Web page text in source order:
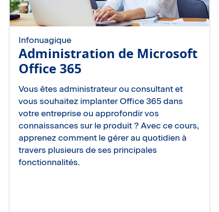
Infonuagique
Administration de Microsoft
Office 365
Vous êtes administrateur ou consultant et
vous souhaitez implanter Office 365 dans
votre entreprise ou approfondir vos
connaissances sur le produit ? Avec ce cours,
apprenez comment le gérer au quotidien à
travers plusieurs de ses principales
fonctionnalités.